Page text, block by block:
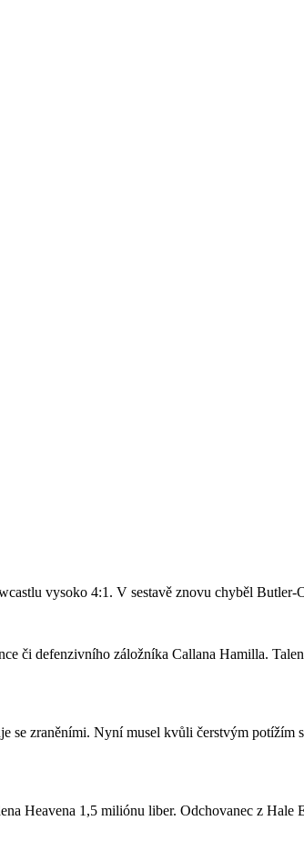
vysoko 4:1. V sestavě znovu chyběl
či defenzivního záložníka Callana Hamilla.
se zraněními. Nyní musel kvůli čerstvým
Heavena 1,5 miliónu liber. Odchovanec z Hale